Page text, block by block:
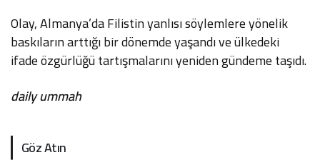
Olay, Almanya’da Filistin yanlısı söylemlere yönelik
baskıların arttığı bir dönemde yaşandı ve ülkedeki
ifade özgürlüğü tartışmalarını yeniden gündeme taşıdı.
daily ummah
Göz Atın